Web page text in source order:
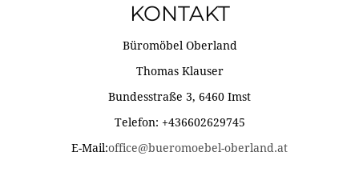
KONTAKT
Büromöbel Oberland
Thomas Klauser
Bundesstraße 3, 6460 Imst
Telefon: +436602629745
E-Mail:office@bueromoebel-oberland.at